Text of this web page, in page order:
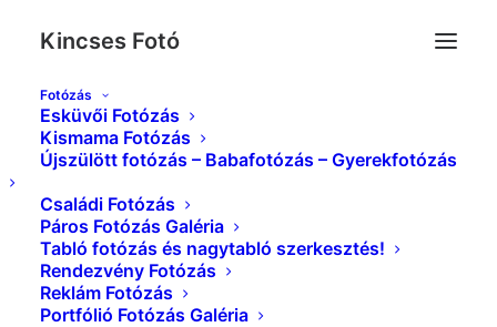
Kincses Fotó
Fotózás
Esküvői Fotózás
Kismama Fotózás
Újszülött fotózás – Babafotózás – Gyerekfotózás
Családi Fotózás
Páros Fotózás Galéria
Tabló fotózás és nagytabló szerkesztés!
Rendezvény Fotózás
Reklám Fotózás
Portfólió Fotózás Galéria
Greeting_card_1_page_20_x_25_cm_prod-
366×366
Kezdőlap
Üdvözlőkártya, képeslap és meghívó
Greeting_card_1_page_20_x_25_cm_prod-366×366